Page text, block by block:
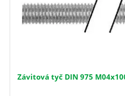
Závitová tyč DIN 975